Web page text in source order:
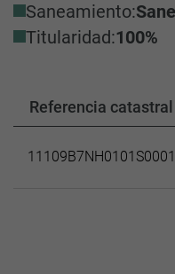
Saneamiento:
Titularidad:100%
Referencia catastral